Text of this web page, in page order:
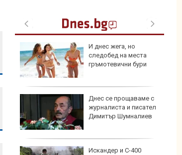
И днес жега, но
следобед на места
гръмотевични бури
Днес се прощаваме с
журналиста и писател
Димитър Шумналиев
Искандер и С-400